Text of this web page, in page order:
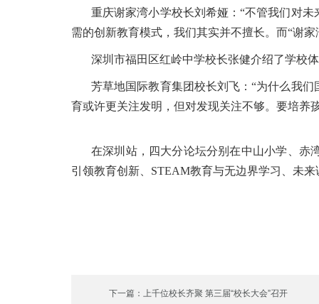
重庆谢家湾小学校长刘希娅：“不管我们对
需的创新教育模式，我们其实并不擅长。而“谢
深圳市福田区红岭中学校长张健介绍了学校
芳草地国际教育集团校长刘飞：“为什么我
育或许更关注发明，但对发现关注不够。要培养
在深圳站，四大分论坛分别在中山小学、
引领教育创新、STEAM教育与无边界学习、未
下一篇：上千位校长齐聚 第三届“校长大会”召开